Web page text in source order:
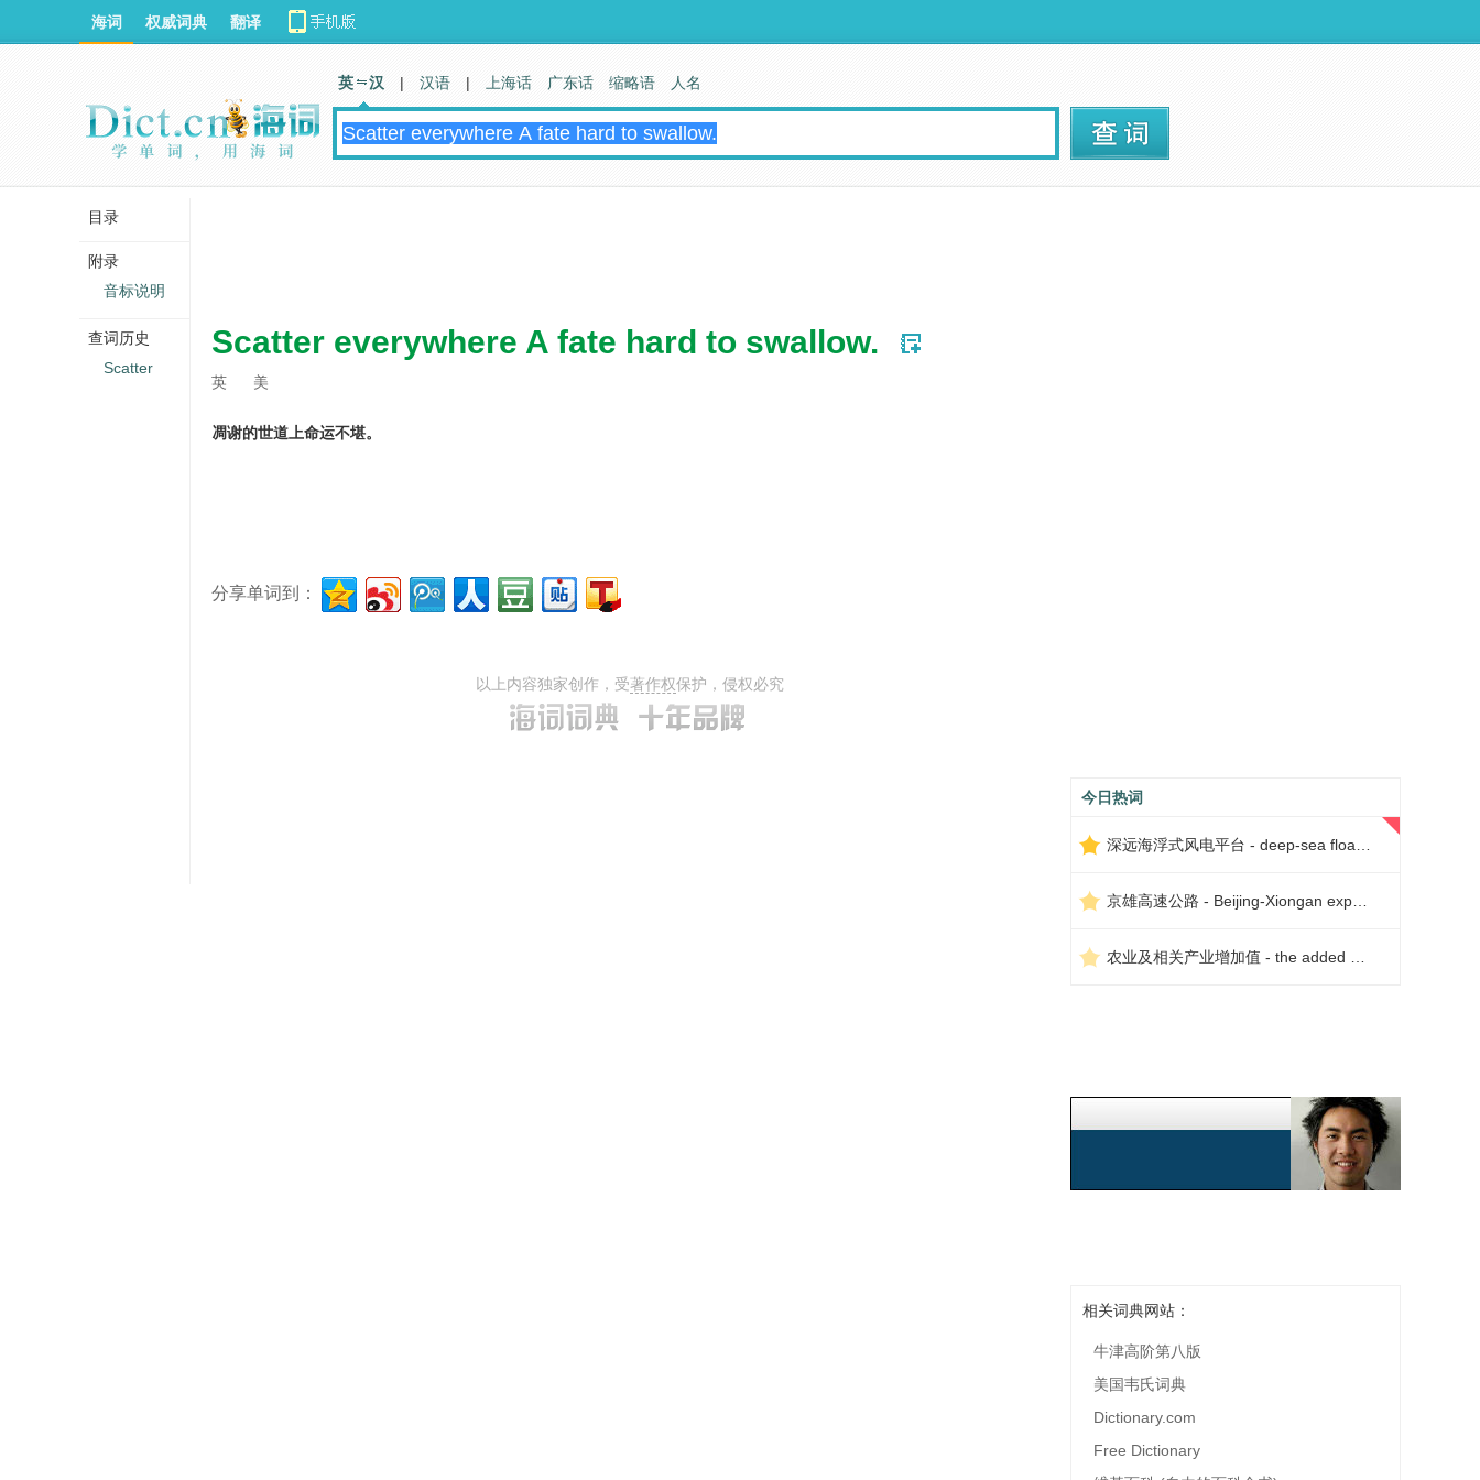
Scatter everywhere A fate hard to swallow.
英 美
凋谢的世道上命运不堪。
分享单词到：
以上内容独家创作，受著作权保护，侵权必究
今日热词
相关词典网站：
牛津高阶第八版
美国韦氏词典
Dictionary.com
Free Dictionary
海词 权威词典 翻译
英 汉 | 汉语 | 上海话 广东话 缩略语 人名
目录
附录
音标说明
查词历史
Scatter